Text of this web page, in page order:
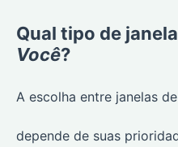
Qual tipo de
Você?
A escolha entre janelas
depende de suas